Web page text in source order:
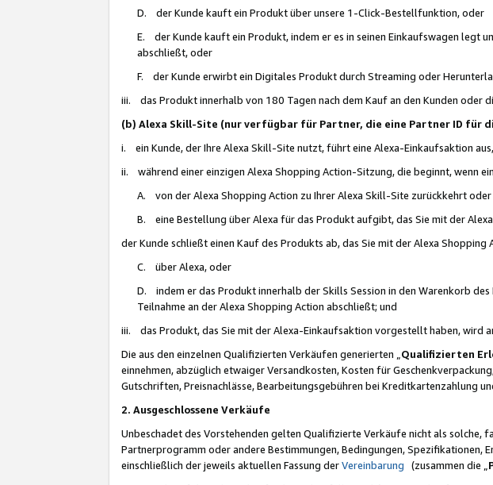
D. der Kunde kauft ein Produkt über unsere 1-Click-Bestellfunktion, oder
E. der Kunde kauft ein Produkt, indem er es in seinen Einkaufswagen legt
abschließt, oder
F. der Kunde erwirbt ein Digitales Produkt durch Streaming oder
iii. das Produkt innerhalb von 180 Tagen nach dem Kauf an den Kunden oder
(b) Alexa Skill-Site (nur verfügbar für Partner, die eine Partner ID für
i. ein Kunde, der Ihre Alexa Skill-Site nutzt, führt eine Alexa-Einkaufsaktion
ii. während einer einzigen Alexa Shopping Action-Sitzung, die beginnt, wenn
A. von der Alexa Shopping Action zu Ihrer Alexa Skill-Site zurückkehrt
B. eine Bestellung über Alexa für das Produkt aufgibt, das Sie mit der Alexa
der Kunde schließt einen Kauf des Produkts ab, das Sie mit der Alexa
C. über Alexa, oder
D. indem er das Produkt innerhalb der Skills Session in den Warenkorb
Teilnahme an der Alexa Shopping Action abschließt; und
iii. das Produkt, das Sie mit der Alexa-Einkaufsaktion vorgestellt haben, wird
Die aus den einzelnen Qualifizierten Verkäufen generierten „ Qualifizierten
einnehmen, abzüglich etwaiger Versandkosten, Kosten für
Gutschriften, Preisnachlässe, Bearbeitungsgebühren bei Kreditkartenzahlung
2. Ausgeschlossene Verkäufe
Unbeschadet des Vorstehenden gelten Qualifizierte Verkäufe nicht als solche,
Partnerprogramm oder andere Bestimmungen, Bedingungen,
einschließlich der jeweils aktuellen Fassung derVereinbarung (zusammen die „